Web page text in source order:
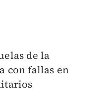
de la
con fallas en